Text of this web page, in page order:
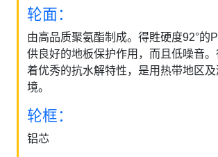
轮面：
由高品质聚氨酯制成。得貹硬度92°的
供良好的地板保护作用，而且低噪音
着优秀的抗水解特性，是用热带地区
境。
轮框：
铝芯